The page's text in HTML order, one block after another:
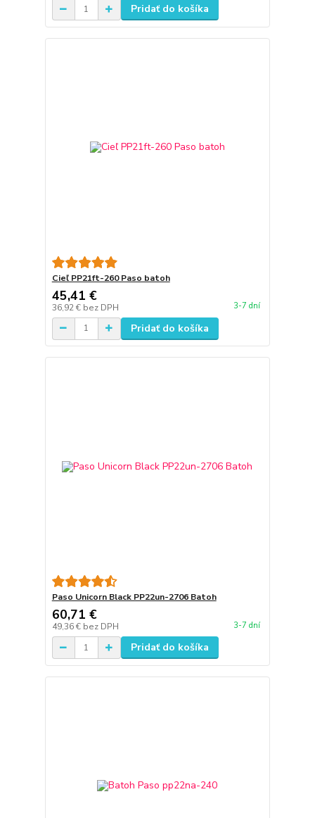
Pridať do košíka
Cieľ PP21ft-260 Paso batoh
45,41 €
36,92 € bez DPH 3-7 dní
Pridať do košíka
Paso Unicorn Black PP22un-2706 Batoh
60,71 €
49,36 € bez DPH 3-7 dní
Pridať do košíka